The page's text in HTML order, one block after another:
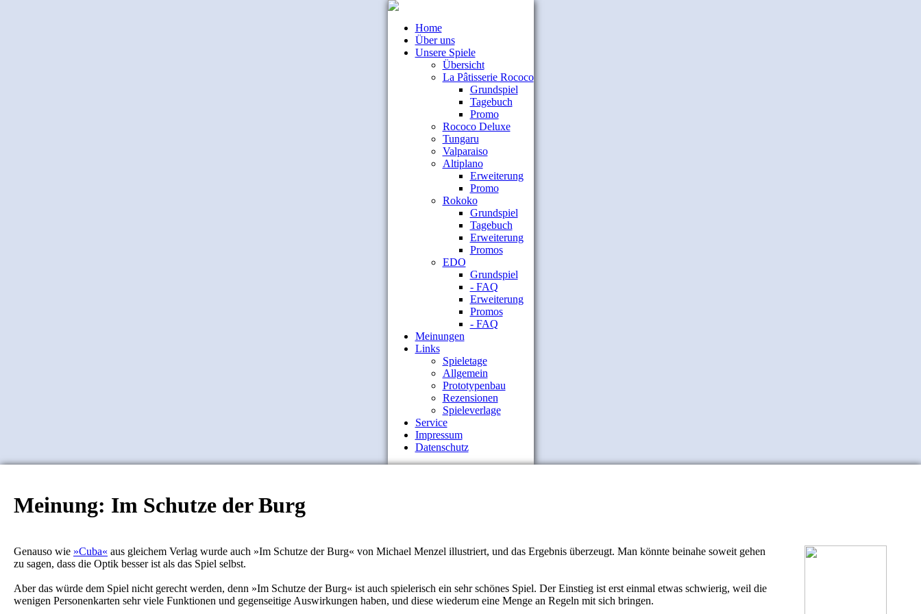
Home
Über uns
Unsere Spiele
Übersicht
La Pâtisserie Rococo
Grundspiel
Tagebuch
Promo
Rococo Deluxe
Tungaru
Valparaiso
Altiplano
Erweiterung
Promo
Rokoko
Grundspiel
Tagebuch
Erweiterung
Promos
EDO
Grundspiel
- FAQ
Erweiterung
Promos
- FAQ
Meinungen
Links
Spieletage
Allgemein
Prototypenbau
Rezensionen
Spieleverlage
Service
Impressum
Datenschutz
Meinung: Im Schutze der Burg
Genauso wie »Cuba« aus gleichem Verlag wurde auch »Im Schutze der Burg« von Michael Menzel illustriert, und das Ergebnis überzeugt. Man könnte beinahe soweit gehen
zu sagen, dass die Optik besser ist als das Spiel selbst.
Aber das würde dem Spiel nicht gerecht werden, denn »Im Schutze der Burg« ist auch spielerisch ein sehr schönes Spiel. Der Einstieg ist erst einmal etwas schwierig, weil die
wenigen Personenkarten sehr viele Funktionen und gegenseitige Auswirkungen haben, und diese wiederum eine Menge an Regeln mit sich bringen.